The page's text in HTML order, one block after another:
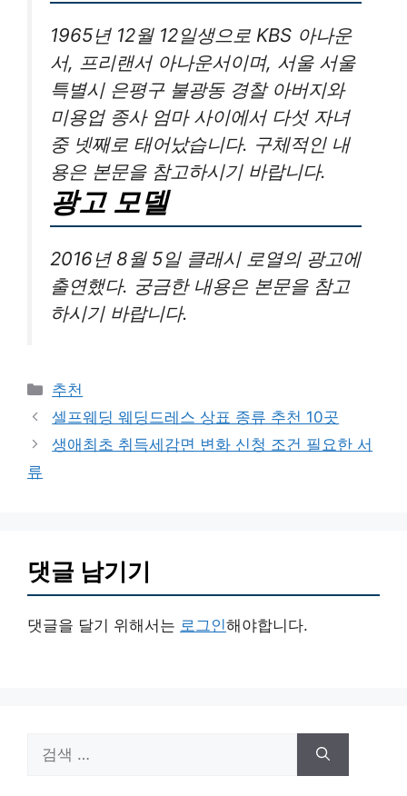
1965년 12월 12일생으로 KBS 아나운
서, 프리랜서 아나운서이며, 서울 서울
특별시 은평구 불광동 경찰 아버지와
미용업 종사 엄마 사이에서 다섯 자녀
중 넷째로 태어났습니다. 구체적인 내
용은 본문을 참고하시기 바랍니다.
광고 모델
2016년 8월 5일 클래시 로열의 광고에
출연했다. 궁금한 내용은 본문을 참고
하시기 바랍니다.
카
테
리
추천
셀프웨딩 웨딩드레스 상표 종류 추천 10곳
생애최초 취득세감면 변화 신청 조건 필요한 서
류
댓글 남기기
댓글을 달기 위해서는 로그인해야합니다.
색: